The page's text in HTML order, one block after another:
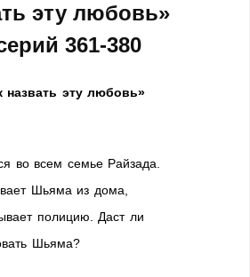
эту любовь»
361-380
назвать эту любовь»
во всем семье Райзада.
Шьяма из дома,
полицию. Даст ли
Шьяма?